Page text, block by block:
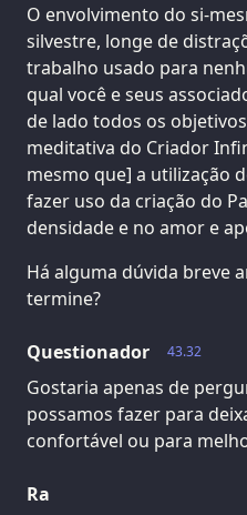
O envolvimento do si-
silvestre, longe de
trabalho usado para
qual você e seus
de lado todos os
meditativa do Criador
mesmo que] a utilização
fazer uso da criação do
densidade e no amor e
Há alguma dúvida breve
termine?
43.32
Questionador
Gostaria apenas de
possamos fazer para
confortável ou para
Ra